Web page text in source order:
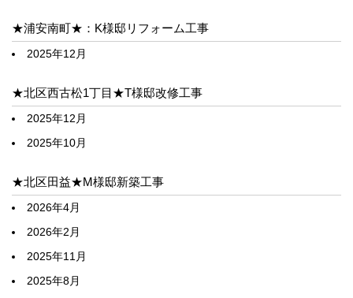
★浦安南町★：K様邸リフォーム工事
2025年12月
★北区西古松1丁目★T様邸改修工事
2025年12月
2025年10月
★北区田益★M様邸新築工事
2026年4月
2026年2月
2025年11月
2025年8月